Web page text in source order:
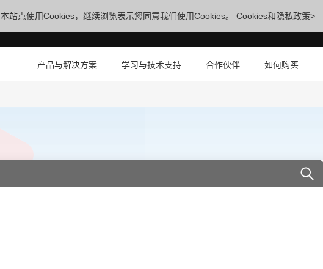
本站点使用Cookies，继续浏览表示您同意我们使用Cookies。 Cookies和隐私政策>
产品与解决方案 学习与技术支持 合作伙伴 如何购买